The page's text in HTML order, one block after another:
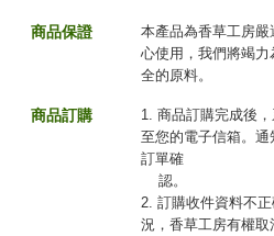
商品保證
本產品為香草工房
心使用，我們將竭
全的原料。
商品訂購
1. 商品訂購完成後
至您的電子信箱。
訂單確
認。
2. 訂購收件資料不
況，香草工房有權取